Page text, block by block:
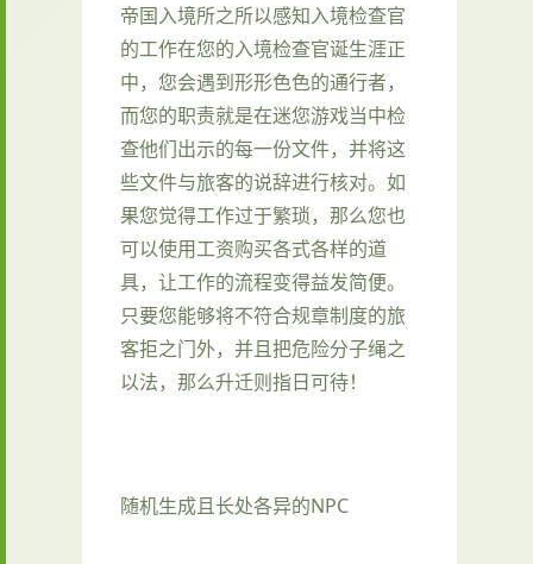
帝国入境所之所以感知入境检查官
的工作在您的入境检查官诞生涯正
中，您会遇到形形色色的通行者，
而您的职责就是在迷您游戏当中检
查他们出示的每一份文件，并将这
些文件与旅客的说辞进行核对。如
果您觉得工作过于繁琐，那么您也
可以使用工资购买各式各样的道
具，让工作的流程变得益发简便。
只要您能够将不符合规章制度的旅
客拒之门外，并且把危险分子绳之
以法，那么升迁则指日可待！
随机生成且长处各异的NPC